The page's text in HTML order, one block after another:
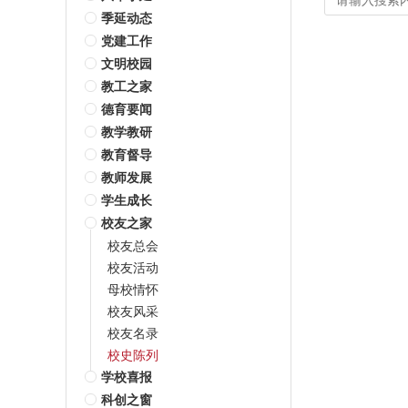
季延动态
党建工作
文明校园
教工之家
德育要闻
教学教研
教育督导
教师发展
学生成长
校友之家
校友总会
校友活动
母校情怀
校友风采
校友名录
校史陈列
学校喜报
科创之窗